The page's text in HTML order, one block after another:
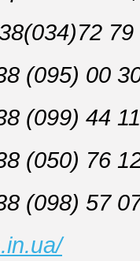
79
00 30
44 11
76
57 07